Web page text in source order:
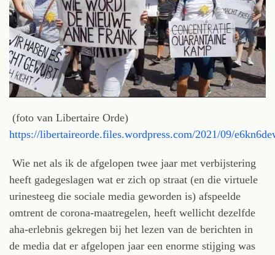
(foto van Libertaire Orde)
https://libertaireorde.files.wordpress.com/2021/09/
Wie net als ik de afgelopen twee jaar met verbijstering
heeft gadegeslagen wat er zich op straat (en die virtuele
urinesteeg die sociale media geworden is) afspeelde
omtrent de corona-maatregelen, heeft wellicht dezelfde
aha-erlebnis gekregen bij het lezen van de berichten in
de media dat er afgelopen jaar een enorme stijging was